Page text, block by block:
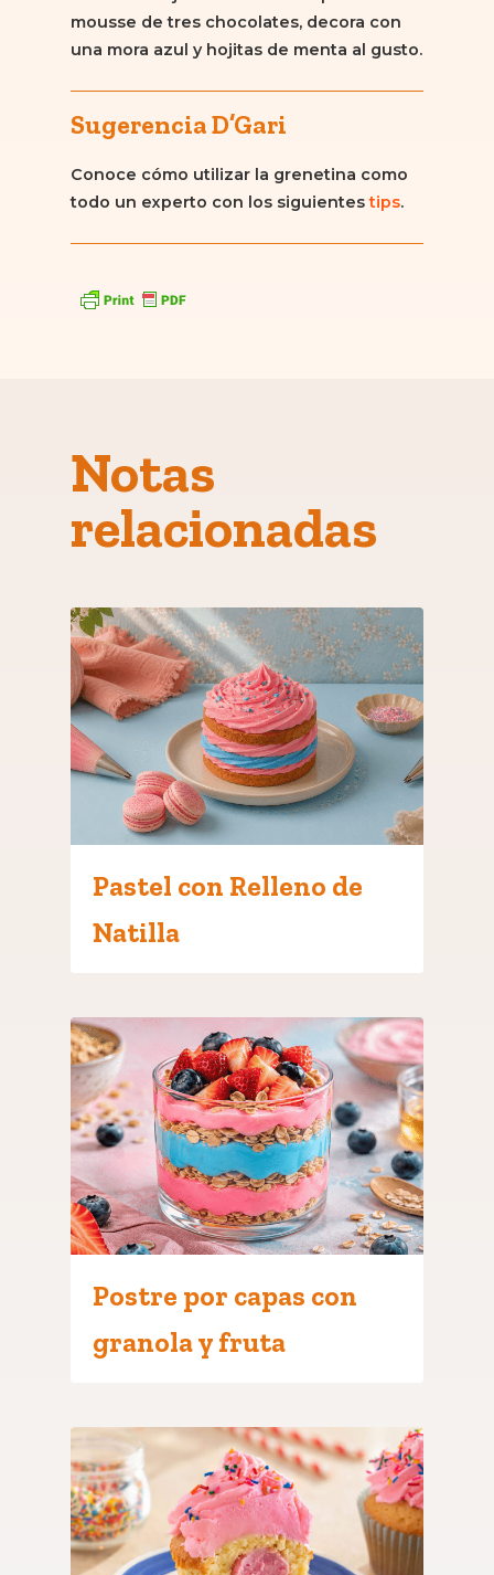
mousse de tres chocolates, decora con
una mora azul y hojitas de menta al gusto.
Sugerencia D’Gari
Conoce cómo utilizar la grenetina como
todo un experto con los siguientestips.
Notas
relacionadas
Pastel con Relleno de
Natilla
Postre por capas con
granola y fruta